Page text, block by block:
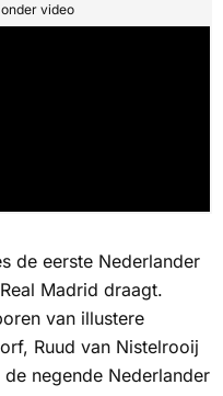
video
de eerste Nederlander
Madrid draagt.
van illustere
Ruud van Nistelrooij
negende Nederlander